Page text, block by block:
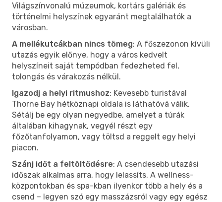
Világszínvonalú múzeumok, kortárs galériák és
történelmi helyszínek egyaránt megtalálhatók a
városban.
A mellékutcákban nincs tömeg: A főszezonon kívüli
utazás egyik előnye, hogy a város kedvelt
helyszíneit saját tempódban fedezheted fel,
tolongás és várakozás nélkül.
Igazodj a helyi ritmushoz: Kevesebb turistával
Thorne Bay hétköznapi oldala is láthatóvá válik.
Sétálj be egy olyan negyedbe, amelyet a túrák
általában kihagynak, vegyél részt egy
főzőtanfolyamon, vagy töltsd a reggelt egy helyi
piacon.
Szánj időt a feltöltődésre: A csendesebb utazási
időszak alkalmas arra, hogy lelassíts. A wellness-
központokban és spa-kban ilyenkor több a hely és a
csend – legyen szó egy masszázsról vagy egy egész